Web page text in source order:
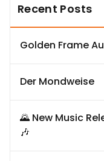
Recent Posts
Golden Frame
Der Mondweise
🌄 New Music
🎶